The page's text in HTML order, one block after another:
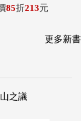
85折213元
更多新書
山之議